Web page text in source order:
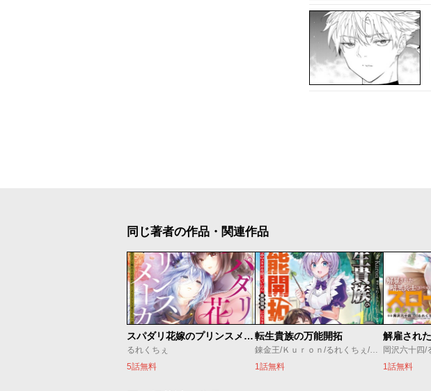
同じ著者の作品・関連作品
スパダリ花嫁のプリンスメーカー ～虐げられた呪われ王子に触れるのは私だけ…よしよしして育てたら一途に溺愛されました～
るれくちぇ
5話無料
転生貴族の万能開拓
錬金王/Ｋｕｒｏｎ/るれくちぇ/成瀬ちさと
1話無料
1話無料